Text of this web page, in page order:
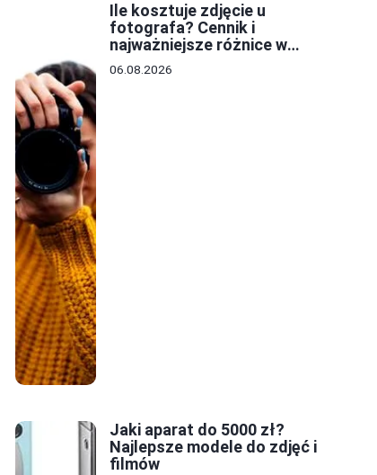
Ile kosztuje zdjęcie u
fotografa? Cennik i
najważniejsze różnice w
cenach
06.08.2026
Jaki aparat do 5000 zł?
Najlepsze modele do zdjęć i
filmów